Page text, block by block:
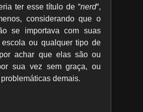
ter esse título de “nerd“,
considerando que o
se importava com suas
escola ou qualquer tipo de
achar que elas são ou
sua vez sem graça, ou
demais.